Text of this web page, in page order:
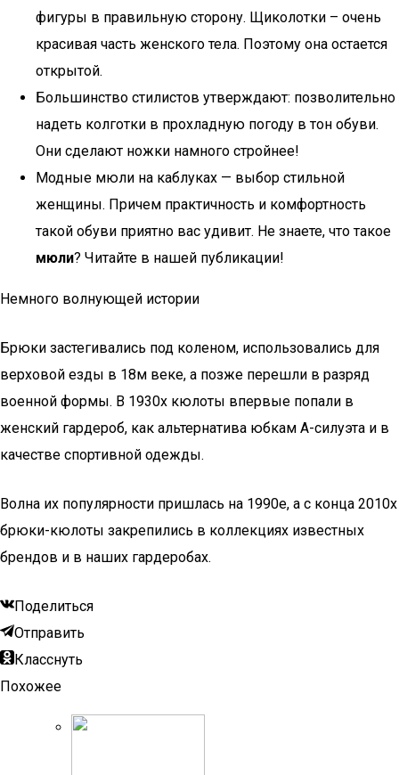
фигуры в правильную сторону. Щиколотки – очень
красивая часть женского тела. Поэтому она остается
открытой.
Большинство стилистов утверждают: позволительно
надеть колготки в прохладную погоду в тон обуви.
Они сделают ножки намного стройнее!
Модные мюли на каблуках — выбор стильной
женщины. Причем практичность и комфортность
такой обуви приятно вас удивит. Не знаете, что такое
мюли? Читайте в нашей публикации!
Немного волнующей истории
Брюки застегивались под коленом, использовались для
верховой езды в 18м веке, а позже перешли в разряд
военной формы. В 1930х кюлоты впервые попали в
женский гардероб, как альтернатива юбкам А-силуэта и в
качестве спортивной одежды.
Волна их популярности пришлась на 1990е, а с конца 2010х
брюки-кюлоты закрепились в коллекциях известных
брендов и в наших гардеробах.
Поделиться
Отправить
Класснуть
Похожее